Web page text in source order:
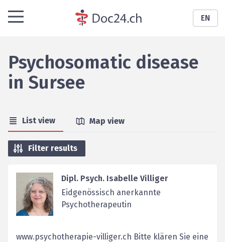
EN
Psychosomatic disease
in Sursee
List view Map view
Filter results
Dipl. Psych. Isabelle Villiger
Eidgenössisch anerkannte
Psychotherapeutin
www.psychotherapie-villiger.ch Bitte klären Sie eine